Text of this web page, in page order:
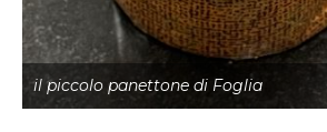
il piccolo panettone di Foglia